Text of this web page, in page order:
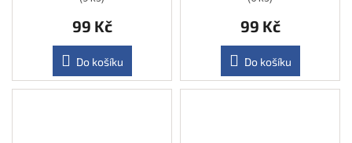
99 Kč
Do košíku
99 Kč
Do košíku